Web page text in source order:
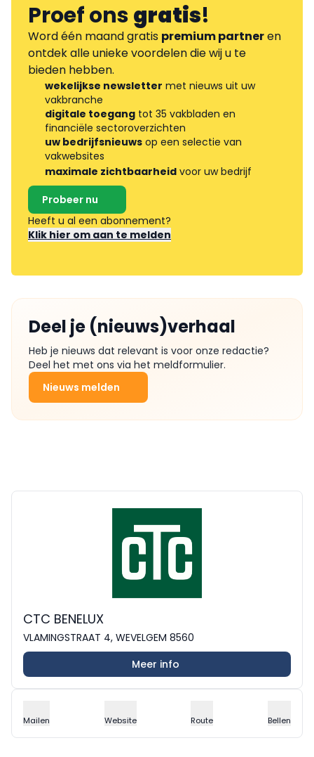
Proef onsgratis!
Word één maand gratis premium partneren
ontdek alle unieke voordelen die wij u te
bieden hebben.
wekelijkse newsletter met nieuws uit uw
vakbranche
digitale toegang tot 35 vakbladen en
financiële sectoroverzichten
uw bedrijfsnieuws op een selectie van
vakwebsites
maximale zichtbaarheid voor uw bedrijf
Probeer nu
Heeft u al een abonnement?
Klik hier om aan te melden
Deel je (nieuws)verhaal
Heb je nieuws dat relevant is voor onze redactie?
Deel het met ons via het meldformulier.
Nieuws melden
CTC BENELUX
VLAMINGSTRAAT 4, WEVELGEM 8560
Meer info
Mailen Website Route Bellen